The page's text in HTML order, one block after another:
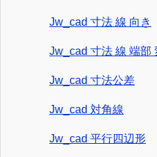
Jw_cad 寸法 線 向き
Jw_cad 寸法 線 端部
Jw_cad 寸法公差
Jw_cad 対角線
Jw_cad 平行四辺形